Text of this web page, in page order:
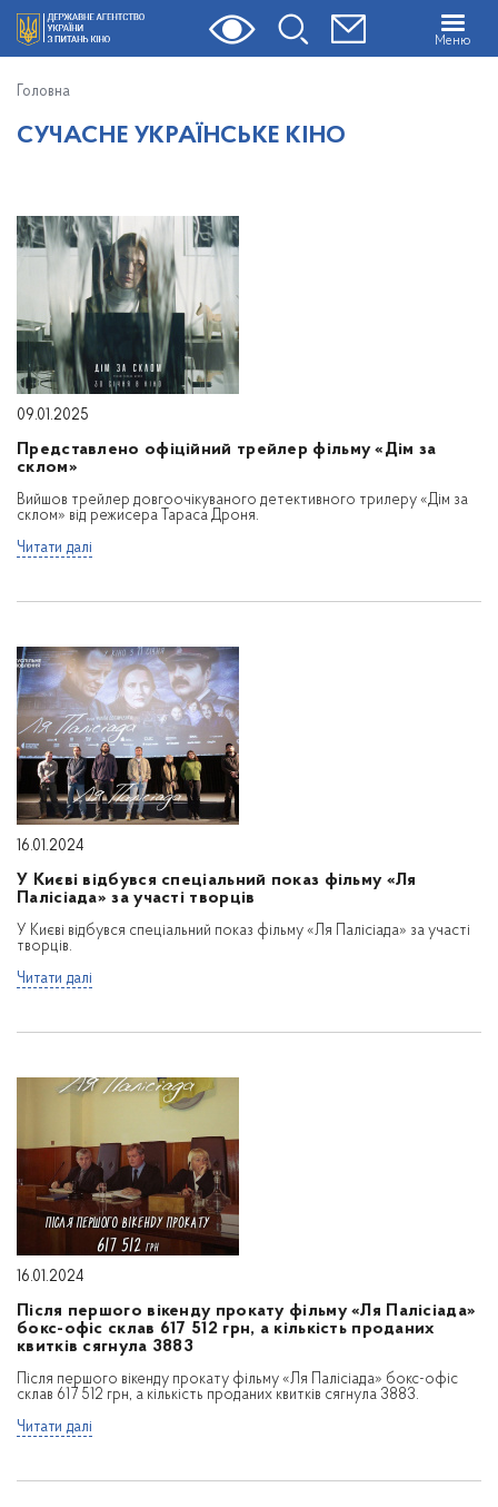
Меню
Головна
СУЧАСНЕ УКРАЇНСЬКЕ КІНО
09.01.2025
Представлено офіційний трейлер фільму «Дім за
склом»
Вийшов трейлер довгоочікуваного детективного трилеру «Дім за
склом» від режисера Тараса Дроня.
Читати далі
16.01.2024
У Києві відбувся спеціальний показ фільму «Ля
Палісіада» за участі творців
У Києві відбувся спеціальний показ фільму «Ля Палісіада» за участі
творців.
Читати далі
16.01.2024
Після першого вікенду прокату фільму «Ля Палісіада»
бокс-офіс склав 617 512 грн, а кількість проданих
квитків сягнула 3883
Після першого вікенду прокату фільму «Ля Палісіада» бокс-офіс
склав 617 512 грн, а кількість проданих квитків сягнула 3883.
Читати далі